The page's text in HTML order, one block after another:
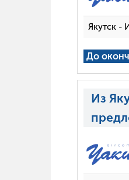
Якутск -
До
Из